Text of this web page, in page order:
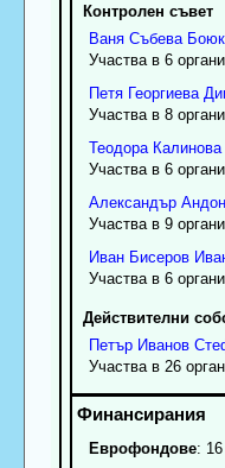
Контролен съвет
Ваня Събева
Участва в 6
Петя Георгиева
Участва в 8
Теодора Калинова
Участва в 6
Александър
Участва в 9
Иван Бисеров
Участва в 6
Действителни
Петър Иванов
Участва в 26
Еврофондове: 16